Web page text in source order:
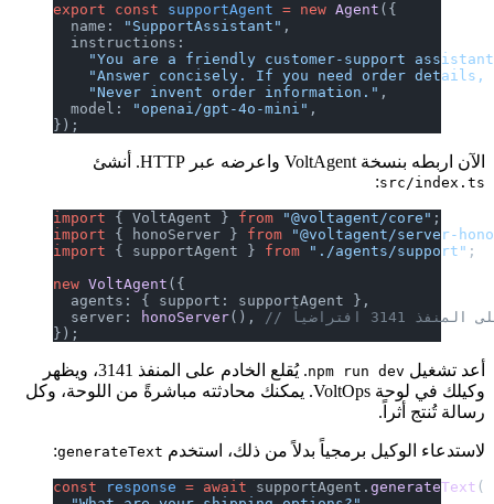
export const supportAgent = new Agent ({
  name:
"SupportAssistant"
  instructions:
"You are a friendly customer-support
"Answer concisely. If you need order
    "Never invent order information."
  model:
"openai/gpt-4o-mini"
});
الآن اربطه بنسخة VoltAgent واعرضه عبر HTTP. أنشئ
src/index.ts
:
import { VoltAgent } from "@voltagent/core"
import { honoServer } from
"@voltagent/server-
import { supportAgent } from "./agents/support"
new VoltAgent ({
  agents: { support: supportAgent },
  server:
honoServer (),
3141 افتراضياً
});
أعد تشغيل npm run dev
. يُقلع الخادم على المنفذ 3141، ويظهر
وكيلك في لوحة VoltOps. يمكنك محادثته مباشرةً من اللوحة، وكل
رسالة تُنتج أثراً.
لاستدعاء الوكيل برمجياً بدلاً من ذلك، استخدمgenerateText
:
const response = await supportAgent.generateText